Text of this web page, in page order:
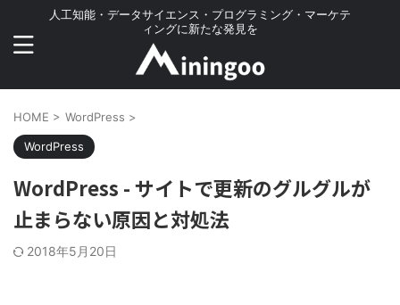
人工知能・データサイエンス・プログラミング・マーケテ
ィングに新たな発見を
HOME > WordPress >
WordPress
WordPress - サイトで更新のグルグルが
止まらない原因と対処法
2018年5月20日